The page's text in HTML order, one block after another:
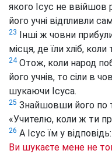
якого Ісус не ввійшов
його учні відпливли
23 Інші ж човни
місця, де їли хліб,
24Отож, коли народ
його учнів, то сіли в
шукаючи Ісуса.
25 Знайшовши його по
«Учителю, коли ж ти
26 А Ісус їм у відповідь:
Ви шукаєте мене не